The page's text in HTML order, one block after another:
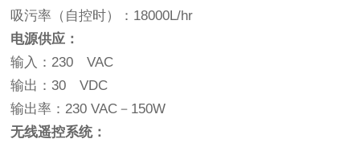
吸污率（自控时）：18000L/hr
电源供应：
输入：230 VAC
输出：30 VDC
输出率：230 VAC－150W
无线遥控系统：